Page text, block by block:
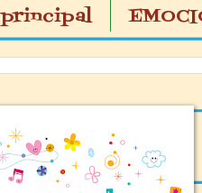
principal